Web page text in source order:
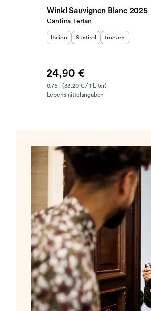
Winkl Sauvignon Blanc 2025
Cantina Terlan
Herkunftsland:
Italien Herkunftsregion:
Südtirol Geschmack
trocken
24,90 €
0.75 l (33.20 € / 1 Liter)
Lebensmittelangaben